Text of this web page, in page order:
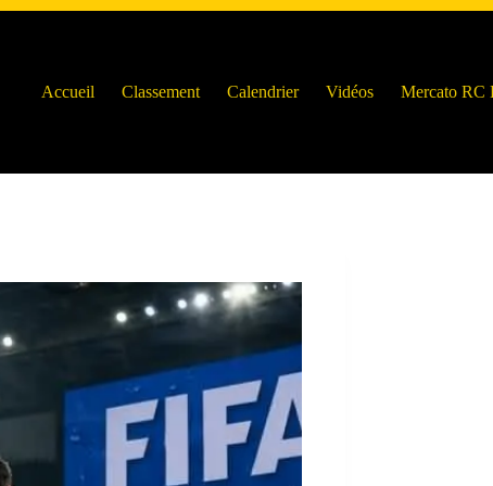
Accueil
Classement Calendrier Vidéos Mercato RC